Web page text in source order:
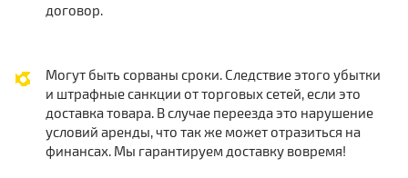
договор.
Могут быть сорваны сроки. Следствие этого убытки
и штрафные санкции от торговых сетей, если это
доставка товара. В случае переезда это нарушение
условий аренды, что так же может отразиться на
финансах. Мы гарантируем доставку вовремя!